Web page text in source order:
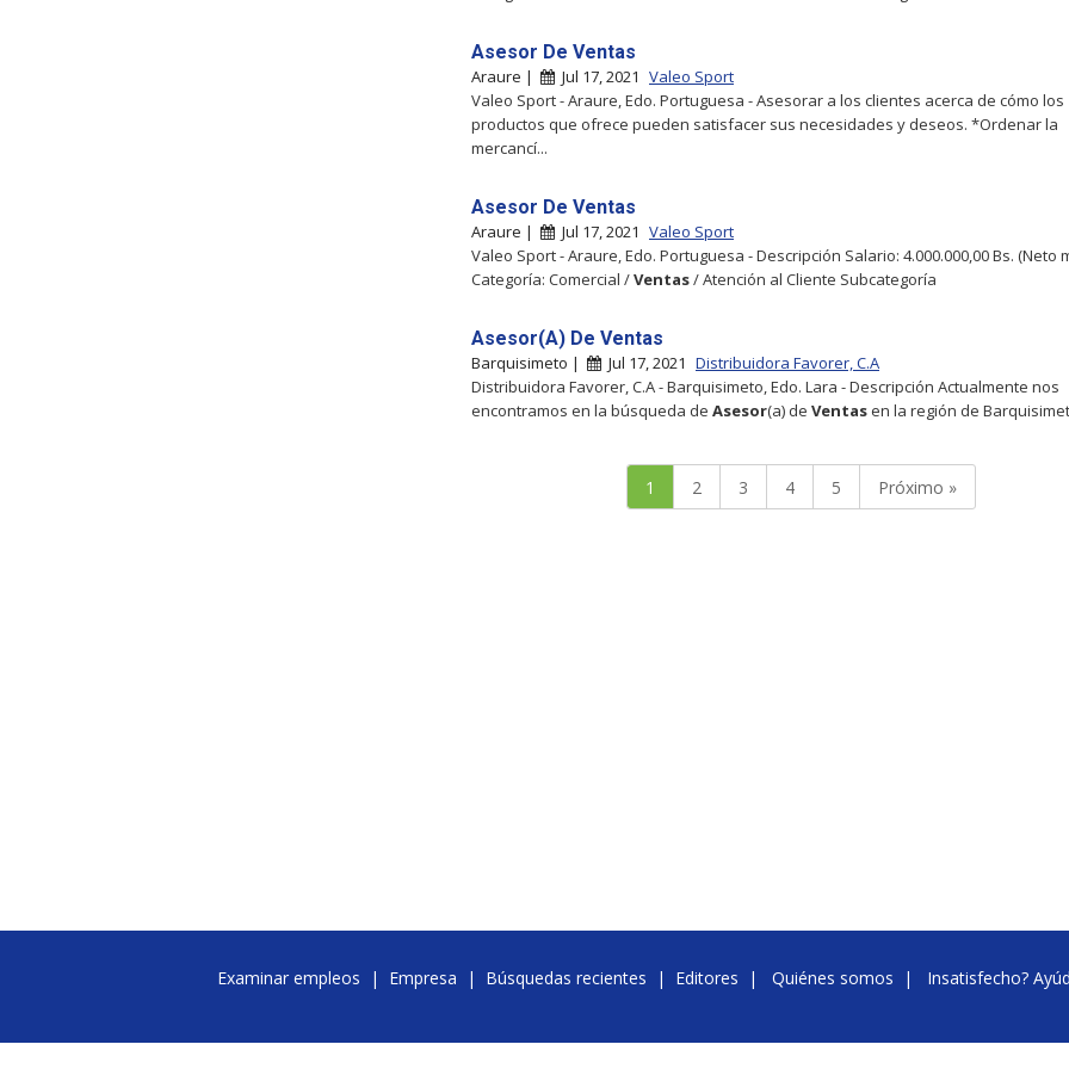
Asesor De Ventas
Araure | Jul 17, 2021 Valeo Sport
Valeo Sport - Araure, Edo. Portuguesa - Asesorar a los clientes acerca de cómo los
productos que ofrece pueden satisfacer sus necesidades y deseos. *Ordenar la
mercancí...
Asesor De Ventas
Araure | Jul 17, 2021 Valeo Sport
Valeo Sport - Araure, Edo. Portuguesa - Descripción Salario: 4.000.000,00 Bs. (Neto
Categoría: Comercial /Ventas/ Atención al Cliente Subcategoría
Asesor(A) De Ventas
Barquisimeto | Jul 17, 2021 Distribuidora Favorer, C.A
Distribuidora Favorer, C.A - Barquisimeto, Edo. Lara - Descripción Actualmente nos
encontramos en la búsqueda de Asesor(a) de Ventasen la región de
1 2 3 4 5 Próximo »
Examinar empleos | Empresa | Búsquedas recientes | Editores | Quiénes somos | Insatisfecho?